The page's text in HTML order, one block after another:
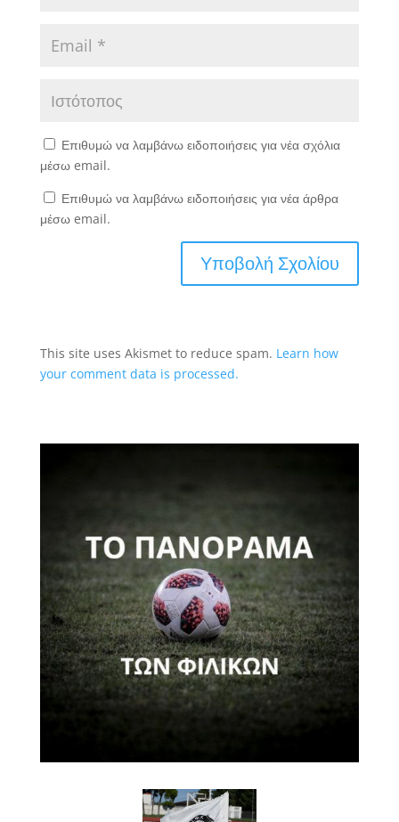
Επιθυμώ να λαμβάνω ειδοποιήσεις για νέα σχόλια
μέσω email.
Επιθυμώ να λαμβάνω ειδοποιήσεις για νέα άρθρα
μέσω email.
This site uses Akismet to reduce spam. Learn how
your comment data is processed.